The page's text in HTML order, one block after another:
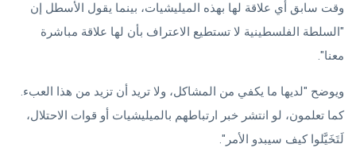
وقت سابق أي علاقة لها بهذه الميليشيات، بينما يقول الأسطل إن
"السلطة الفلسطينية لا تستطيع الاعتراف بأن لها علاقة مباشرة
معنا".
ويوضح "لديها ما يكفي من المشاكل، ولا تريد أن تزيد من هذا العبء.
كما تعلمون، لو انتشر خبر ارتباطهم بالميليشيات أو قوات الاحتلال،
لَتَخَيَّلوا كيف سيبدو الأمر".